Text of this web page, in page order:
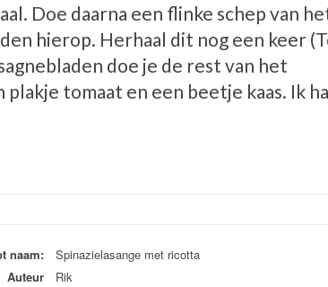
Doe daarna een flinke schep van
hierop. Herhaal dit nog een keer
doe je de rest van het
tomaat en een beetje kaas. Ik
naam:
Spinazielasange met ricotta
Auteur
Rik